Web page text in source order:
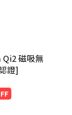
磁吸無
證]